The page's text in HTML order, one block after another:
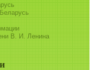
В. И. Ленина